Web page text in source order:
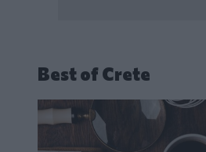
Best of Crete